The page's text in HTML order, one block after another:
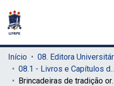
Início
08.1 - Livros e
Brincadeiras